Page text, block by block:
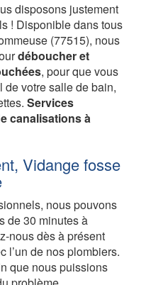
disposons justement
! Disponible dans tous
(77515), nous
déboucher et
, pour que vous
de votre salle de bain,
Services
canalisations à
Vidange fosse
nous pouvons
de 30 minutes à
nous dès à présent
l’un de nos plombiers.
que nous puissions